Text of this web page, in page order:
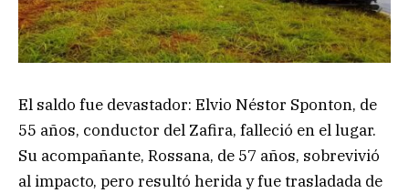
El saldo fue devastador: Elvio Néstor Sponton, de
55 años, conductor del Zafira, falleció en el lugar.
Su acompañante, Rossana, de 57 años, sobrevivió
al impacto, pero resultó herida y fue trasladada de